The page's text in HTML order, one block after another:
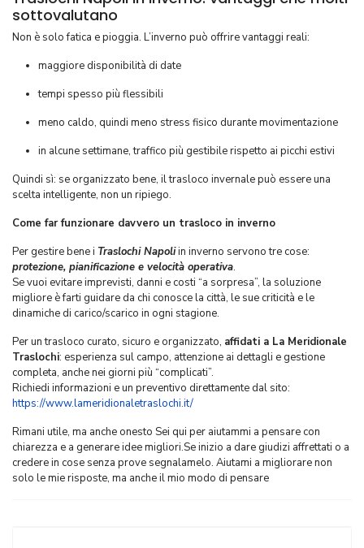
sottovalutano
Non è solo fatica e pioggia. L’inverno può offrire vantaggi reali:
maggiore disponibilità di date
tempi spesso più flessibili
meno caldo, quindi meno stress fisico durante movimentazione
in alcune settimane, traffico più gestibile rispetto ai picchi estivi
Quindi sì: se organizzato bene, il trasloco invernale può essere una
scelta intelligente, non un ripiego.
Come far funzionare davvero un trasloco in inverno
Per gestire bene i Traslochi Napoliin inverno servono tre cose:
protezione, pianificazione e velocità operativa.
Se vuoi evitare imprevisti, danni e costi “a sorpresa”, la soluzione
migliore è farti guidare da chi conosce la città, le sue criticità e le
dinamiche di carico/scarico in ogni stagione.
Per un trasloco curato, sicuro e organizzato, affidati a La Meridionale
Traslochi: esperienza sul campo, attenzione ai dettagli e gestione
completa, anche nei giorni più “complicati”.
Richiedi informazioni e un preventivo direttamente dal sito:
https://www.lameridionaletraslochi.it/
Rimani utile, ma anche onesto Sei qui per aiutammi a pensare con
chiarezza e a generare idee migliori.Se inizio a dare giudizi affrettati o a
credere in cose senza prove segnalamelo. Aiutami a migliorare non
solo le mie risposte, ma anche il mio modo di pensare